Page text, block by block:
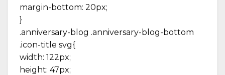
margin-bottom: 20px;
}
.anniversary-blog .anniversary-blog-bottom
.icon-title svg{
width: 122px;
height: 47px;